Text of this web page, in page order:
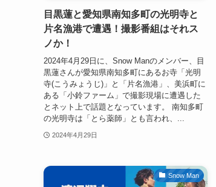
目黒蓮と愛知県南知多町の光明寺と
片名漁港で遭遇！撮影番組はそれス
ノか！
2024年4月29日に、Snow Manのメンバー、目
黒蓮さんが愛知県南知多町にあるお寺「光明
寺(こうみょうじ)」と「片名漁港」、美浜町に
ある「小鈴ファーム」で撮影現場に遭遇した
とネット上で話題となっています。 南知多町
の光明寺は「とら薬師」とも言われ、...
2024年4月29日
Snow Man